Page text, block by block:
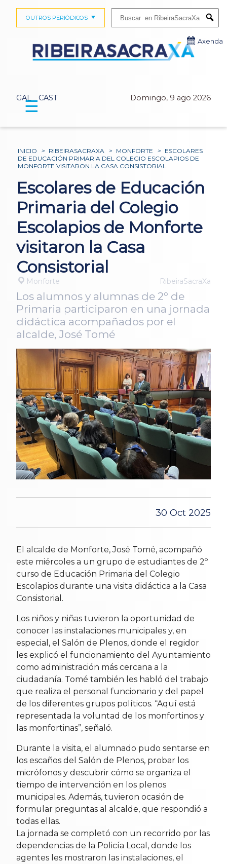
GAL CAST Domingo, 9 ago 2026
OUTROS PERIÓDICOS
Axenda
☰
INICIO > RIBEIRASACRAXA > MONFORTE > ESCOLARES
DE EDUCACIÓN PRIMARIA DEL COLEGIO ESCOLAPIOS DE
MONFORTE VISITARON LA CASA CONSISTORIAL
Escolares de Educación
Primaria del Colegio
Escolapios de Monforte
visitaron la Casa
Consistorial
Monforte RibeiraSacraXa
Los alumnos y alumnas de 2º de
Primaria participaron en una jornada
didáctica acompañados por el
alcalde, José Tomé
30 Oct 2025
El alcalde de Monforte, José Tomé, acompañó
este miércoles a un grupo de estudiantes de 2º
curso de Educación Primaria del Colegio
Escolapios durante una visita didáctica a la Casa
Consistorial.
Los niños y niñas tuvieron la oportunidad de
conocer las instalaciones municipales y, en
especial, el Salón de Plenos, donde el regidor
les explicó el funcionamiento del Ayuntamiento
como administración más cercana a la
ciudadanía. Tomé también les habló del trabajo
que realiza el personal funcionario y del papel
de los diferentes grupos políticos. “Aquí está
representada la voluntad de los monfortinos y
las monfortinas”, señaló.
Durante la visita, el alumnado pudo sentarse en
los escaños del Salón de Plenos, probar los
micrófonos y descubrir cómo se organiza el
tiempo de intervención en los plenos
municipales. Además, tuvieron ocasión de
formular preguntas al alcalde, que respondió a
todas ellas.
La jornada se completó con un recorrido por las
dependencias de la Policía Local, donde los
agentes les mostraron las instalaciones, el